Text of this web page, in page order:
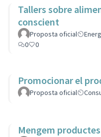
Tallers sobre
conscient
Proposta oficial
0
0
Promocionar el
Proposta oficial
Mengem